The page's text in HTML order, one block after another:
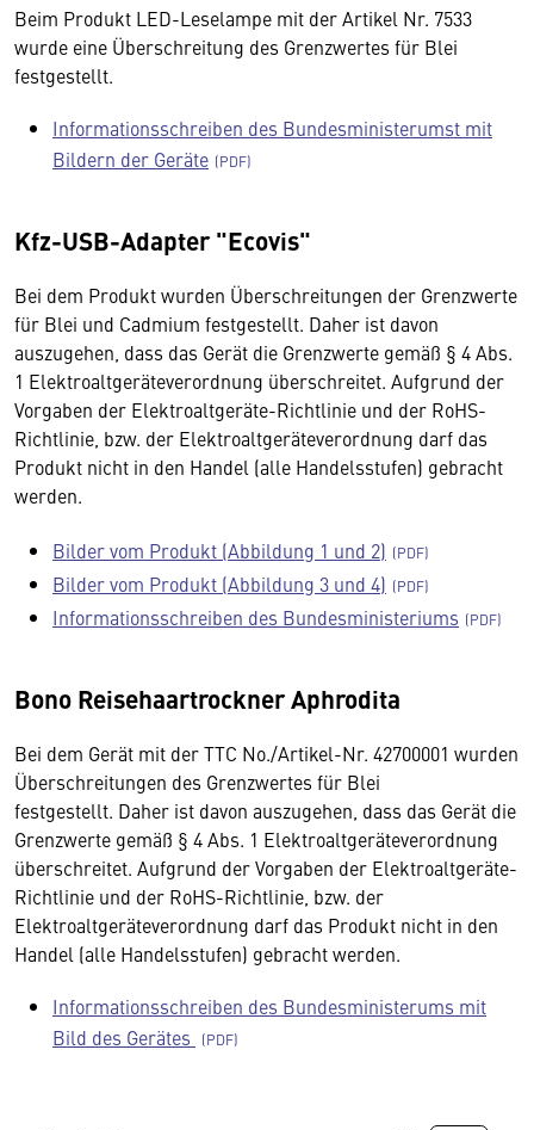
Beim Produkt LED-Leselampe mit der Artikel Nr. 7533
wurde eine Überschreitung des Grenzwertes für Blei
festgestellt.
Informationsschreiben des Bundesministerumst mit
Bildern der Geräte
Kfz-USB-Adapter "Ecovis"
Bei dem Produkt wurden Überschreitungen der Grenzwerte
für Blei und Cadmium festgestellt. Daher ist davon
auszugehen, dass das Gerät die Grenzwerte gemäß § 4 Abs.
1 Elektroaltgeräteverordnung überschreitet. Aufgrund der
Vorgaben der Elektroaltgeräte-Richtlinie und der RoHS-
Richtlinie, bzw. der Elektroaltgeräteverordnung darf das
Produkt nicht in den Handel (alle Handelsstufen) gebracht
werden.
Bilder vom Produkt (Abbildung 1 und 2)
Bilder vom Produkt (Abbildung 3 und 4)
Informationsschreiben des Bundesministeriums
Bono Reisehaartrockner Aphrodita
Bei dem Gerät mit der TTC No./Artikel-Nr. 42700001 wurden
Überschreitungen des Grenzwertes für Blei
festgestellt. Daher ist davon auszugehen, dass das Gerät die
Grenzwerte gemäß § 4 Abs. 1 Elektroaltgeräteverordnung
überschreitet. Aufgrund der Vorgaben der Elektroaltgeräte-
Richtlinie und der RoHS-Richtlinie, bzw. der
Elektroaltgeräteverordnung darf das Produkt nicht in den
Handel (alle Handelsstufen) gebracht werden.
Informationsschreiben des Bundesministerums mit
Bild des Gerätes